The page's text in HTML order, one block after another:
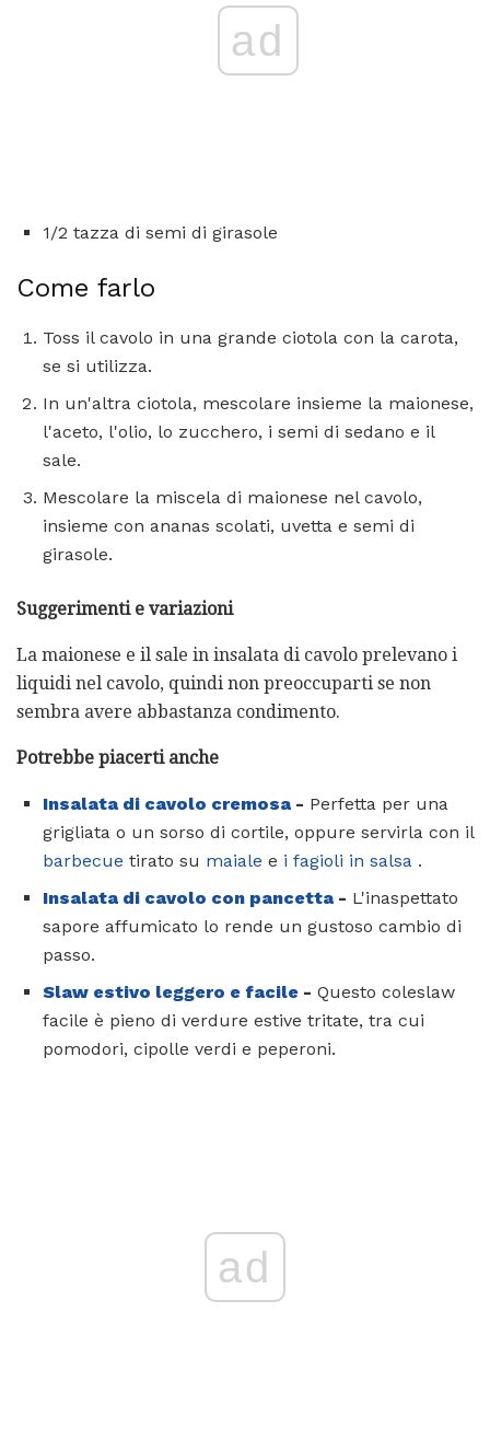
ad
1/2 tazza di semi di girasole
Come farlo
Toss il cavolo in una grande ciotola con la carota,
se si utilizza.
In un'altra ciotola, mescolare insieme la maionese,
l'aceto, l'olio, lo zucchero, i semi di sedano e il
sale.
Mescolare la miscela di maionese nel cavolo,
insieme con ananas scolati, uvetta e semi di
girasole.
Suggerimenti e variazioni
La maionese e il sale in insalata di cavolo prelevano i
liquidi nel cavolo, quindi non preoccuparti se non
sembra avere abbastanza condimento.
Potrebbe piacerti anche
Insalata di cavolo cremosa- Perfetta per una
grigliata o un sorso di cortile, oppure servirla con il
barbecue tirato su maiale e i fagioli in salsa .
Insalata di cavolo con pancetta- L'inaspettato
sapore affumicato lo rende un gustoso cambio di
passo.
Slaw estivo leggero e facile - Questo coleslaw
facile è pieno di verdure estive tritate, tra cui
pomodori, cipolle verdi e peperoni.
ad